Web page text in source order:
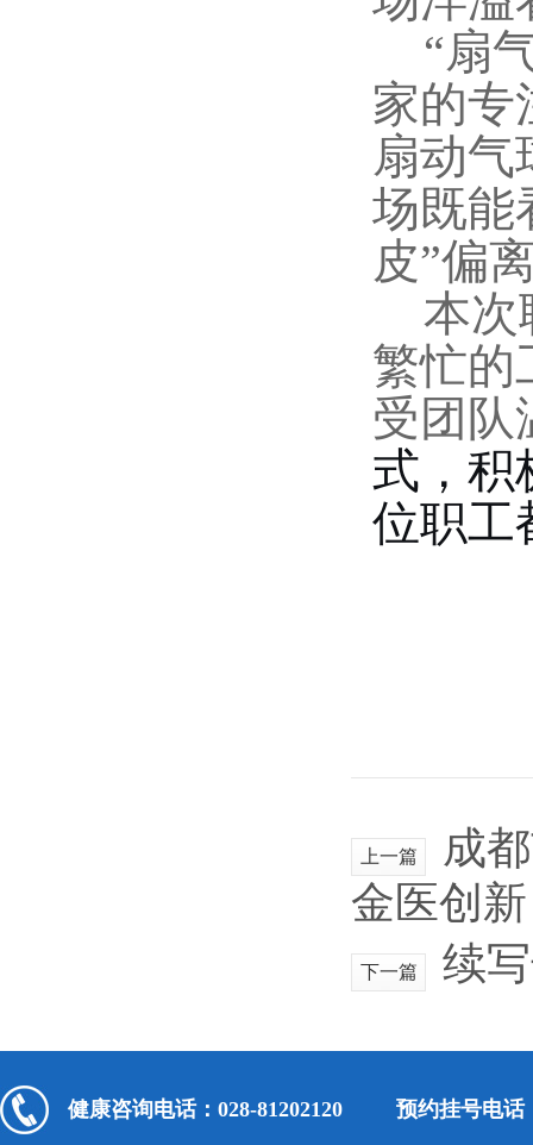
“扇
家的专
扇动气
场既能
皮”偏
本次
繁忙的
受团队
式，积
位职工
上一篇
成
金医创
下一篇 续
健康咨询电话：028-81202120 预约挂号电话